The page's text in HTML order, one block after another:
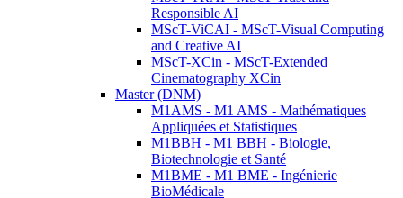
Responsible AI
MScT-ViCAI - MScT-Visual Computing
and Creative AI
MScT-XCin - MScT-Extended
Cinematography XCin
Master (DNM)
M1AMS - M1 AMS - Mathématiques
Appliquées et Statistiques
M1BBH - M1 BBH - Biologie,
Biotechnologie et Santé
M1BME - M1 BME - Ingénierie
BioMédicale